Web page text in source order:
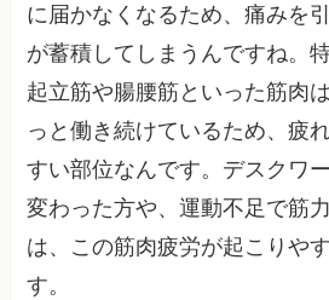
に届かなくなるため、痛みを
が蓄積してしまうんですね。
起立筋や腸腰筋といった筋肉
っと働き続けているため、疲
すい部位なんです。デスクワ
変わった方や、運動不足で筋
は、この筋肉疲労が起こりや
す。